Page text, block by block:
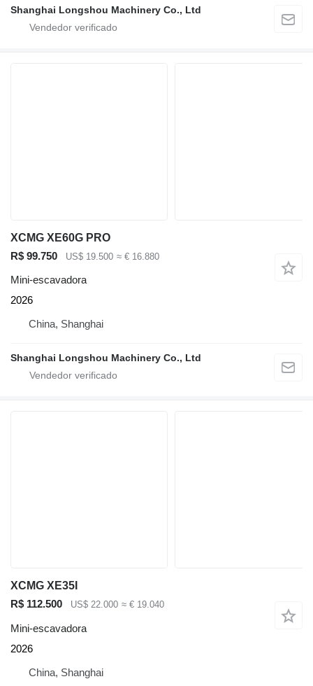
Shanghai Longshou Machinery Co., Ltd
XCMG XE60G PRO
R$ 99.750
US$ 19.500 ≈ € 16.880
Mini-escavadora
2026
China, Shanghai
Shanghai Longshou Machinery Co., Ltd
XCMG XE35I
R$ 112.500
US$ 22.000 ≈ € 19.040
Mini-escavadora
2026
China, Shanghai